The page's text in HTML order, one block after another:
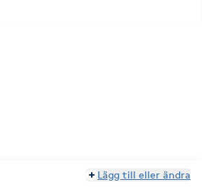
Lägg till eller ändra